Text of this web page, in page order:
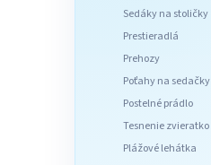
Sedáky na stoličky
Prestieradlá
Prehozy
Poťahy na sedačky
Postelné prádlo
Tesnenie zvieratko
Plážové lehátka